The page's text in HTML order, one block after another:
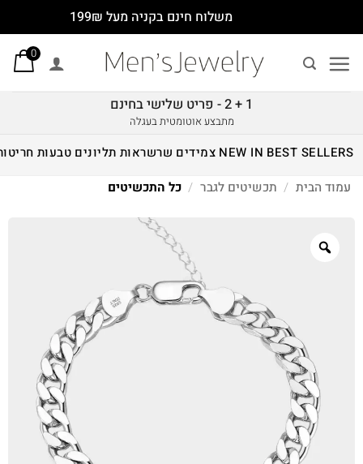
משלוח חינם בקניה מעל 199₪
0
1 + 2 - פריט שלישי בחינם
מתבצע אוטומטית בעגלה
BEST SELLERS
NEW IN צמידים שרשראותתליונים טבעותחריטות
עמוד הבית
/ תכשיטים לגבר / כל התכשיטים
Zoom